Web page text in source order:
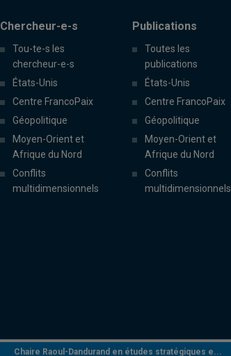
Chercheur-e-s
Tou-te-s les
chercheur-e-s
États-Unis
Centre FrancoPaix
Géopolitique
Moyen-Orient et
Afrique du Nord
Conflits
multidimensionnels
Publications
Toutes les
publications
États-Unis
Centre FrancoPaix
Géopolitique
Moyen-Orient et
Afrique du Nord
Conflits
multidimensionnels
Chaire Raoul-Dandurand en études stratégiques e...